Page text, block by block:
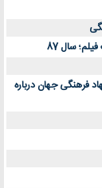
سال 87
فرهنگی جهان درباره